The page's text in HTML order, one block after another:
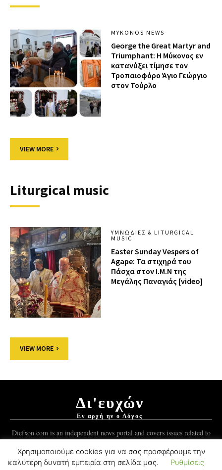
MYKONOS NEWS
George the Great Martyr and
Triumphant: Η Μύκονος εν
κατανύξει τίμησε τον
Τροπαιοφόρο Άγιο Γεώργιο
στον Τούρλο
VIEW MORE
Liturgical music
ΥΜΝΩΔΊΕΣ & LITURGICAL
MUSIC
Easter Sunday Vespers of
Agape: Τα στιχηρά του
Πάσχα στον Ι.Μ.Ν της
Μεγάλης Παναγιάς [video]
VIEW MORE
Δι'ευχών
Εν αρχή ην ο Λόγος
Diefxon.com is an independent news portal and covers issues related to
Χρησιμοποιούμε cookies για να σας προσφέρουμε την
καλύτερη δυνατή εμπειρία στη σελίδα μας.
Ρυθμίσεις